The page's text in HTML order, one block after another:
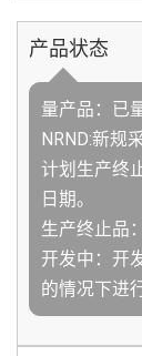
产品状态
量产品：已
NRND:新规
计划生产终
日期。
生产终止品
开发中：开
的情况下进